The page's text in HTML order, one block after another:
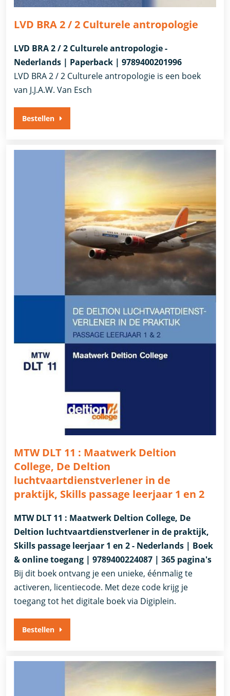
LVD BRA 2 / 2 Culturele antropologie
LVD BRA 2 / 2 Culturele antropologie -
Nederlands | Paperback | 9789400201996
LVD BRA 2 / 2 Culturele antropologie is een boek
van J.J.A.W. Van Esch
Bestellen
MTW DLT 11 : Maatwerk Deltion
College, De Deltion
luchtvaartdienstverlener in de
praktijk, Skills passage leerjaar 1 en 2
MTW DLT 11 : Maatwerk Deltion College, De
Deltion luchtvaartdienstverlener in de praktijk,
Skills passage leerjaar 1 en 2 - Nederlands | Boek
& online toegang | 9789400224087 | 365 pagina's
Bij dit boek ontvang je een unieke, éénmalig te
activeren, licentiecode. Met deze code krijg je
toegang tot het digitale boek via Digiplein.
Bestellen